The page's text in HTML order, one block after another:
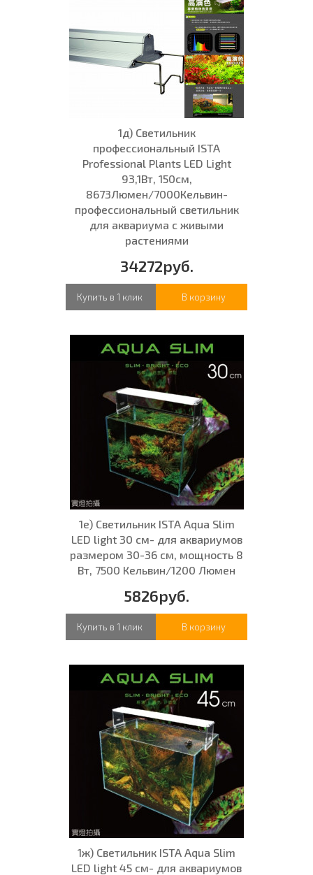
1д) Светильник
профессиональный ISTA
Professional Plants LED Light
93,1Вт, 150см,
8673Люмен/7000Кельвин-
профессиональный светильник
для аквариума с живыми
растениями
34272руб.
Купить в 1 клик В корзину
1е) Светильник ISTA Aqua Slim
LED light 30 см- для аквариумов
размером 30-36 см, мощность 8
Вт, 7500 Кельвин/1200 Люмен
5826руб.
Купить в 1 клик В корзину
1ж) Светильник ISTA Aqua Slim
LED light 45 см- для аквариумов